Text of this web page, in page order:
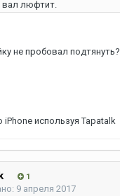
вал люфтит.
не пробовал подтянуть?
используя Tapatalk
1
9 апреля 2017